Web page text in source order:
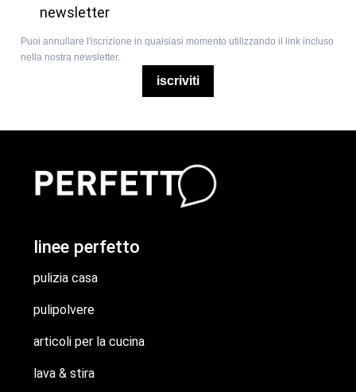
newsletter
Puoi annullare l'iscrizione in qualsiasi momento utilizzando il link incluso
nella nostra newsletter.
iscriviti
linee perfetto
pulizia casa
pulipolvere
articoli per la cucina
lava & stira